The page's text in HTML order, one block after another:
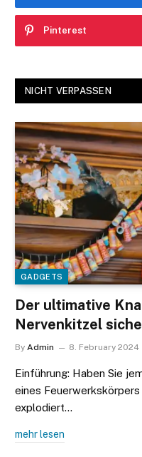
Pinterest
NICHT VERPASSEN
GADGETS
Der ultimative
Nervenkitzel
By Admin 8. February 2024
Einführung: Haben Sie
eines
explodiert…
mehr lesen